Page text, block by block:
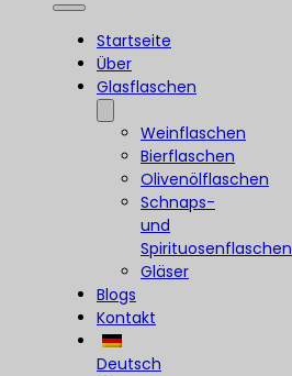
Startseite
Über
Glasflaschen
Weinflaschen
Bierflaschen
Olivenölflaschen
Schnaps-
und
Spirituosenflaschen
Gläser
Blogs
Kontakt
Deutsch